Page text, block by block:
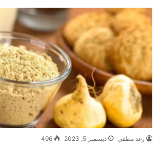
رغد مطفي ديسمبر 5, 2023 496